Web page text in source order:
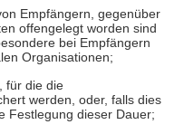
Empfängern, gegenüber
offengelegt worden sind
bei Empfängern
Organisationen;
für die die
werden, oder, falls dies
Festlegung dieser Dauer;